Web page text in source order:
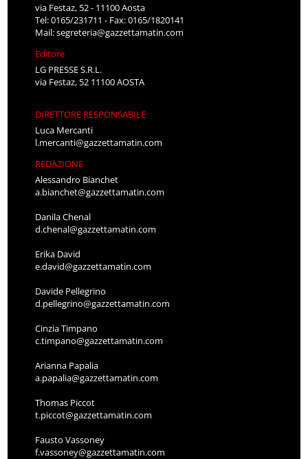
via Festaz, 52 - 11100 Aosta
Tel: 0165/231711 - Fax: 0165/1820141
Mail:segreteria@gazzettamatin.com
Editore
LG PRESSE S.R.L.
via Festaz, 52 11100 AOSTA
DIRETTORE RESPONSABILE
Luca Mercanti
l.mercanti@gazzettamatin.com
REDAZIONE
Alessandro Bianchet
a.bianchet@gazzettamatin.com
Danila Chenal
d.chenal@gazzettamatin.com
Erika David
e.david@gazzettamatin.com
Davide Pellegrino
d.pellegrino@gazzettamatin.com
Cinzia Timpano
c.timpano@gazzettamatin.com
Arianna Papalia
a.papalia@gazzettamatin.com
Thomas Piccot
t.piccot@gazzettamatin.com
Fausto Vassoney
f.vassoney@gazzettamatin.com